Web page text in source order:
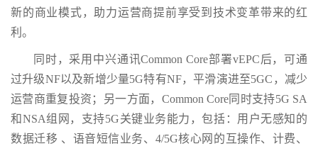
新的商业模式，助力运营商提前享受到技术变革带来的红
利。
同时，采用中兴通讯Common Core部署vEPC后，可通
过升级NF以及新增少量5G特有NF，平滑演进至5GC，减少
运营商重复投资；另一方面，Common Core同时支持5G SA
和NSA组网，支持5G关键业务能力，包括：用户无感知的
数据迁移 、语音短信业务、4/5G核心网的互操作、计费、